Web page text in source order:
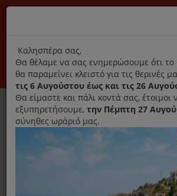
Αποκλειστικά γνήσια ανταλλακτικά
Σύνδεση Εγγραφή
title
Καλησπέρα σας,
Θα θέλαμε να σας ενημερώσουμε ότι
θα παραμείνει κλειστό για τις θερινές
τις 6 Αυγούστου έως και τις 26
Θα είμαστε και πάλι κοντά σας, έτοιμοι
εξυπηρετήσουμε, την Πέμπτη 27
σύνηθες ωράριό μας.